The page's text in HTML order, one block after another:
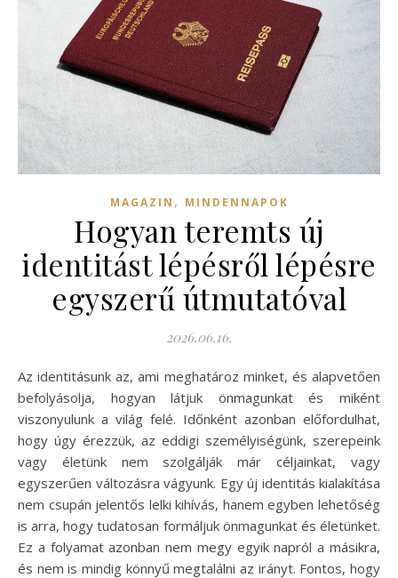
MAGAZIN , MINDENNAPOK
Hogyan teremts új
identitást lépésről lépésre
egyszerű útmutatóval
2026.06.16.
Az identitásunk az, ami meghatároz minket, és alapvetően
befolyásolja, hogyan látjuk önmagunkat és miként
viszonyulunk a világ felé. Időnként azonban előfordulhat,
hogy úgy érezzük, az eddigi személyiségünk, szerepeink
vagy életünk nem szolgálják már céljainkat, vagy
egyszerűen változásra vágyunk. Egy új identitás kialakítása
nem csupán jelentős lelki kihívás, hanem egyben lehetőség
is arra, hogy tudatosan formáljuk önmagunkat és életünket.
Ez a folyamat azonban nem megy egyik napról a másikra,
és nem is mindig könnyű megtalálni az irányt. Fontos, hogy